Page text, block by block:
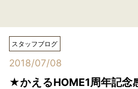
スタッフブログ
2018/07/08
★かえるHOME1周年記念